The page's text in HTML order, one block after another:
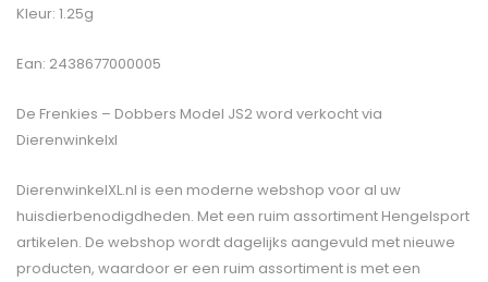
Kleur: 1.25g
Ean: 2438677000005
De Frenkies – Dobbers Model JS2word verkocht via
Dierenwinkelxl
DierenwinkelXL.nl is een moderne webshop voor al uw
huisdierbenodigdheden. Met een ruim assortiment Hengelsport
artikelen. De webshop wordt dagelijks aangevuld met nieuwe
producten, waardoor er een ruim assortiment is met een